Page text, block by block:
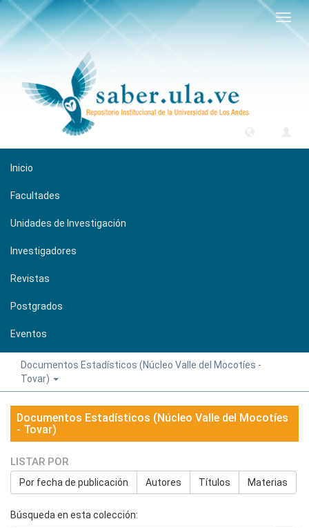
Inicio
Facultades
Unidades de Investigación
Investigadores
Revistas
Postgrados
Eventos
Documentos Estadísticos (Núcleo Valle del Mocotíes -
Tovar)
Documentos Estadísticos (Núcleo Valle del Mocotíes
- Tovar)
LISTAR POR
Por fecha de publicación Autores Títulos Materias
Búsqueda en esta colección: